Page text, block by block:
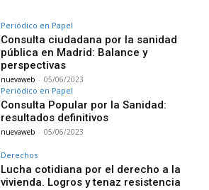
Periódico en Papel
Consulta ciudadana por la sanidad
pública en Madrid: Balance y
perspectivas
nuevaweb - 05/06/2023
Periódico en Papel
Consulta Popular por la Sanidad:
resultados definitivos
nuevaweb - 05/06/2023
Derechos
Lucha cotidiana por el derecho a la
vivienda. Logros y tenaz resistencia